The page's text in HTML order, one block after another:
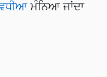
ਮੰਨਿਆ ਜਾਂਦਾ